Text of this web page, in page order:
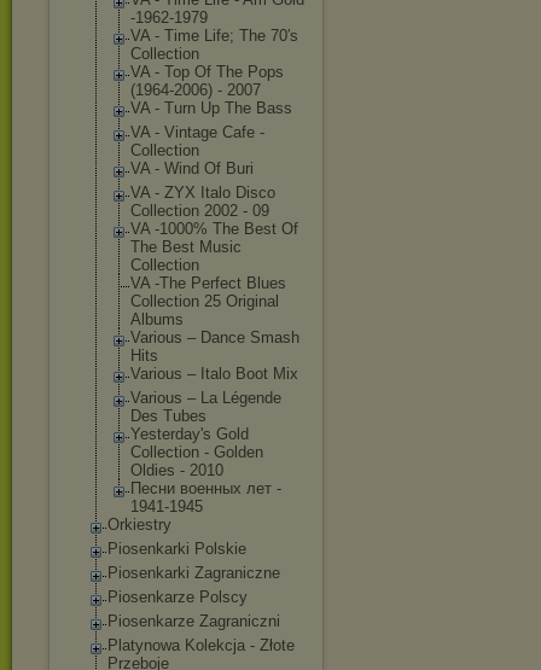
-1962-1979
VA - Time Life; The 70′s
Collection
VA - Top Of The Pops
(1964-2006) - 2007
VA - Turn Up The Bass
VA - Vintage Cafe -
Collection
VA - Wind Of Buri
VA - ZYX Italo Disco
Collection 2002 - 09
VA -1000% The Best Of
The Best Music
Collection
VA -The Perfect Blues
Collection 25 Original
Albums
Various ‎– Dance Smash
Hits
Various ‎– Italo Boot Mix
Various – La Légende
Des Tubes
Yesterday's Gold
Collection - Golden
Oldies - 2010
Песни военных лет -
1941-1945
Orkiestry
Piosenkarki Polskie
Piosenkarki Zagraniczne
Piosenkarze Polscy
Piosenkarze Zagraniczni
Platynowa Kolekcja - Złote
Przeboje